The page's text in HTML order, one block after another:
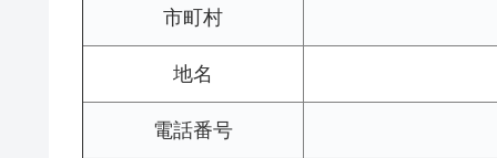
市町村
地名
電話番号